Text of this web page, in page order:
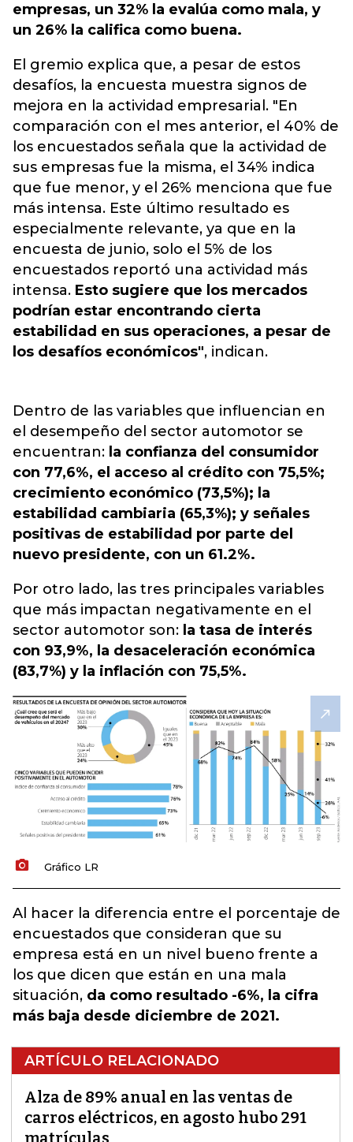
empresas, un 32% la evalúa como mala, y
un 26% la califica como buena.
El gremio explica que, a pesar de estos
desafíos, la encuesta muestra signos de
mejora en la actividad empresarial. "En
comparación con el mes anterior, el 40% de
los encuestados señala que la actividad de
sus empresas fue la misma, el 34% indica
que fue menor, y el 26% menciona que fue
más intensa. Este último resultado es
especialmente relevante, ya que en la
encuesta de junio, solo el 5% de los
encuestados reportó una actividad más
intensa. Esto sugiere que los mercados
podrían estar encontrando cierta
estabilidad en sus operaciones, a pesar de
los desafíos económicos", indican.
Dentro de las variables que influencian en
el desempeño del sector automotor se
encuentran: la confianza del consumidor
con 77,6%, el acceso al crédito con 75,5%;
crecimiento económico (73,5%); la
estabilidad cambiaria (65,3%); y señales
positivas de estabilidad por parte del
nuevo presidente, con un 61.2%.
Por otro lado, las tres principales variables
que más impactan negativamente en el
sector automotor son: la tasa de interés
con 93,9%, la desaceleración económica
(83,7%) y la inflación con 75,5%.
Gráfico LR
Al hacer la diferencia entre el porcentaje de
encuestados que consideran que su
empresa está en un nivel bueno frente a
los que dicen que están en una mala
situación, da como resultado -6%, la cifra
más baja desde diciembre de 2021.
ARTÍCULO RELACIONADO
Alza de 89% anual en las ventas de
carros eléctricos, en agosto hubo 291
matrículas